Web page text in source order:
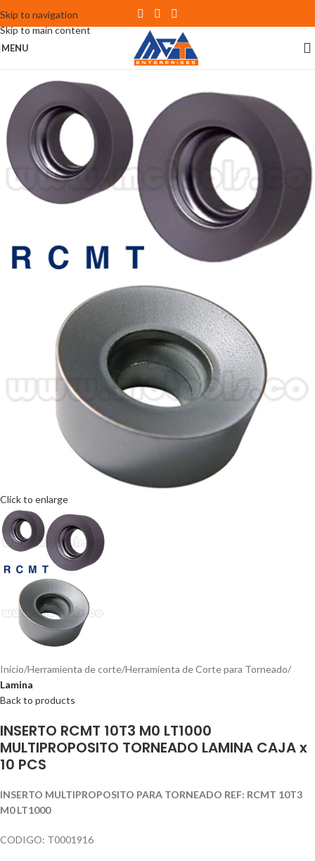
Skip to navigation
Skip to main content
MENU
Click to enlarge
Inicio Herramienta de corte Herramienta de Corte para Torneado
Lamina
Back to products
INSERTO RCMT 10T3 M0 LT1000
MULTIPROPOSITO TORNEADO LAMINA CAJA x
10 PCS
INSERTO MULTIPROPOSITO PARA TORNEADO REF: RCMT 10T3
M0 LT1000
CODIGO: T0001916